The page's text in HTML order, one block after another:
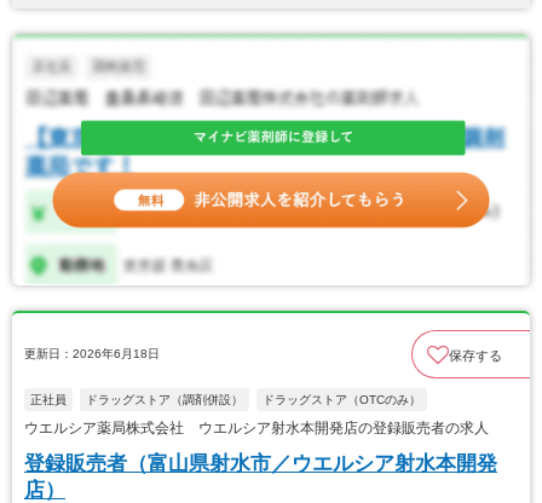
更新日：2026年6月18日 保存する
正社員 ドラッグストア（調剤併設） ドラッグストア（OTCのみ）
ウエルシア薬局株式会社 ウエルシア射水本開発店の登録販売者の求人
登録販売者（富山県射水市／ウエルシア射水本開発
店）